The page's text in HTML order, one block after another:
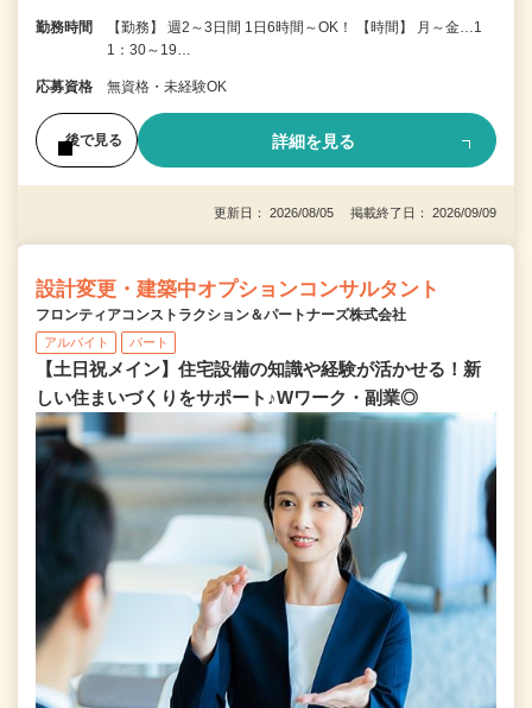
勤務時間
【勤務】 週2～3日間 1日6時間～OK！ 【時間】 月～金…1
1：30～19…
応募資格 無資格・未経験OK
後で見る 詳細を見る
更新日： 2026/08/05 掲載終了日： 2026/09/09
設計変更・建築中オプションコンサルタント
フロンティアコンストラクション＆パートナーズ株式会社
アルバイト パート
【土日祝メイン】住宅設備の知識や経験が活かせる！新
しい住まいづくりをサポート♪Wワーク・副業◎